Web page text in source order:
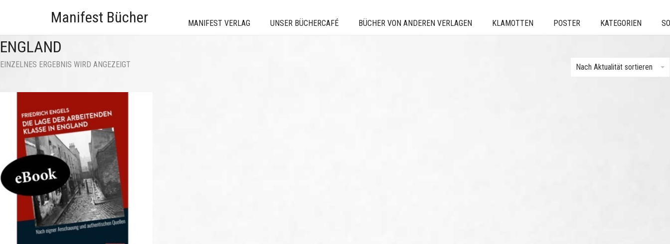
Manifest Bücher MANIFEST VERLAG UNSER BÜCHERCAFÉ BÜCHER VON ANDEREN VERLAGEN KLAMOTTEN POSTER KATEGORIEN
ENGLAND
EINZELNES ERGEBNIS WIRD ANGEZEIGT Nach Aktualität sortieren